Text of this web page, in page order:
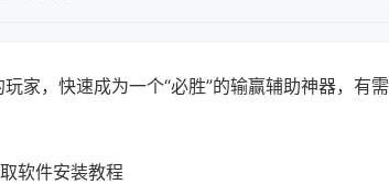
家，快速成为一个“必胜”的输赢辅助神器，有需
软件安装教程